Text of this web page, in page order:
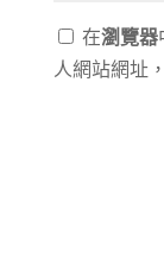
在瀏覽器
人網站網址